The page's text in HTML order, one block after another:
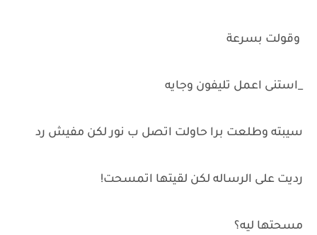
وقولت بسرعة
_استنى اعمل تليفون وجايه
سيبته وطلعت برا حاولت اتصل ب نور لكن مفيش رد
رديت على الرساله لكن لقيتها اتمسحت!
مسحتها ليه؟